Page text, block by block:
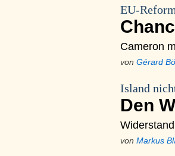
EU-Reform
Cameron
von Gérard
Island
Den
von Markus